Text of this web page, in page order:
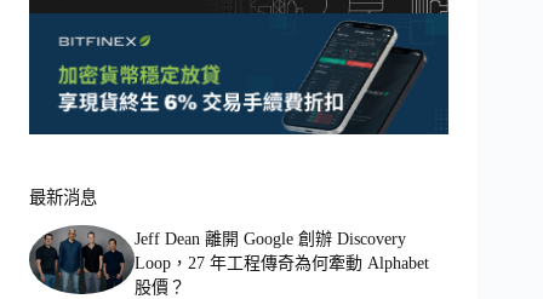
最新消息
Jeff Dean 離開 Google 創辦 Discovery
Loop，27 年工程傳奇為何牽動 Alphabet
股價？